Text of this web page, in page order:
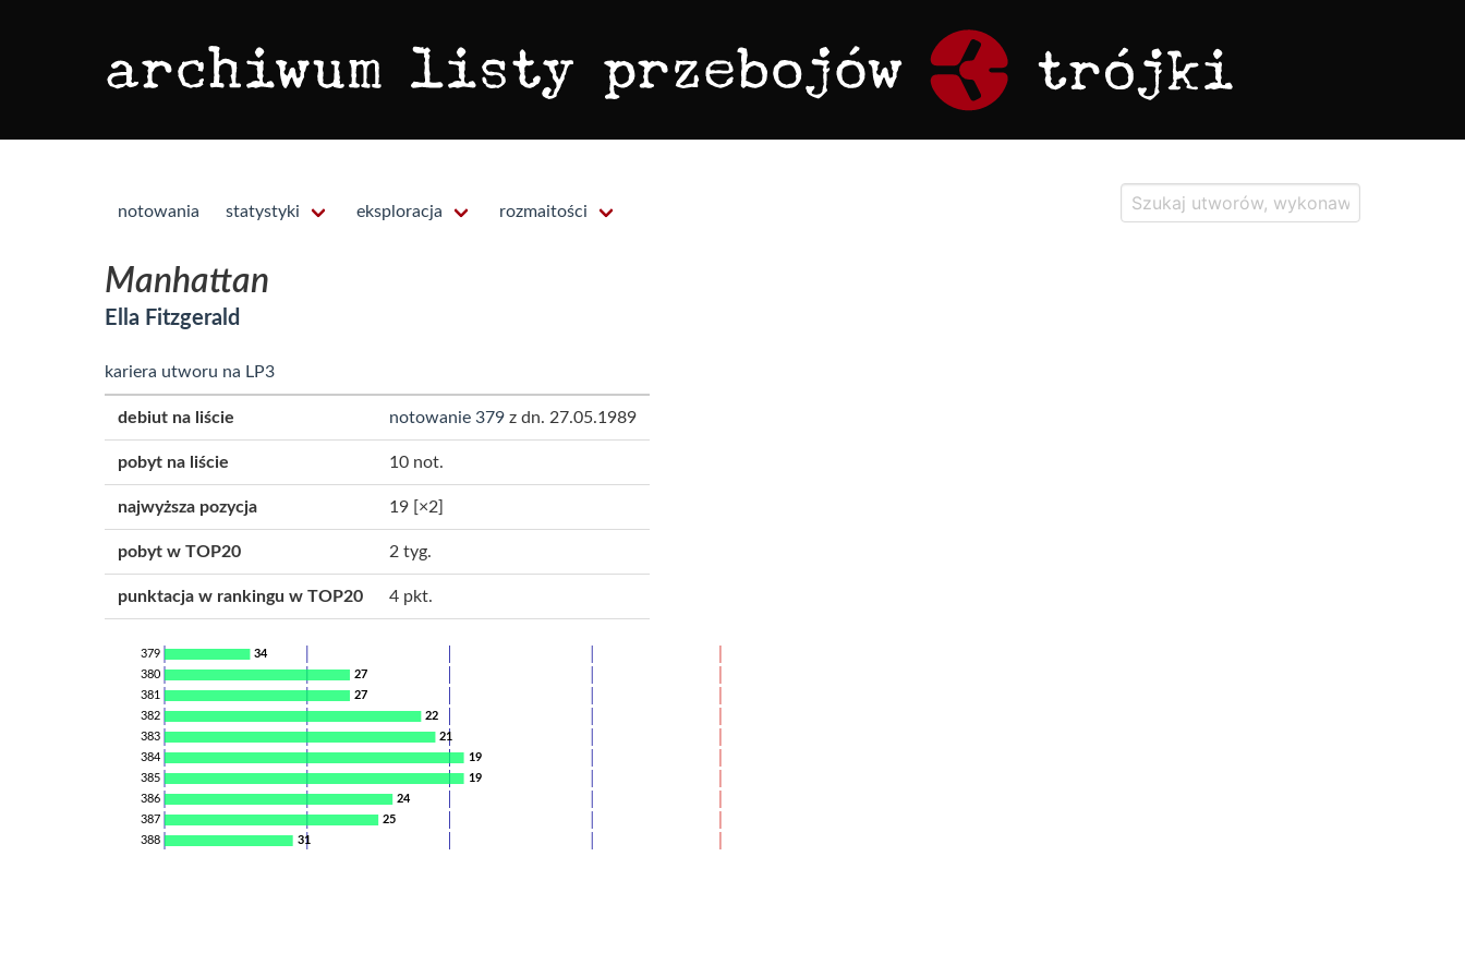
notowania statystyki eksploracja rozmaitości
Manhattan
Ella Fitzgerald
kariera utworu na LP3
debiut na liście notowanie 379 z dn. 27.05.1989
pobyt na liście 10 not.
najwyższa pozycja 19 [×2]
pobyt w TOP20 2 tyg.
punktacja w rankingu w TOP20 4 pkt.
34
379
27
380
27
381
22
382
21
383
19
384
19
385
24
386
25
387
31
388